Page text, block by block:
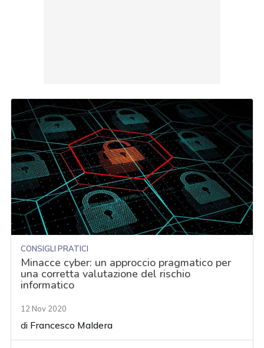
CONSIGLI PRATICI
Minacce cyber: un approccio pragmatico per
una corretta valutazione del rischio
informatico
12 Nov 2020
di Francesco Maldera